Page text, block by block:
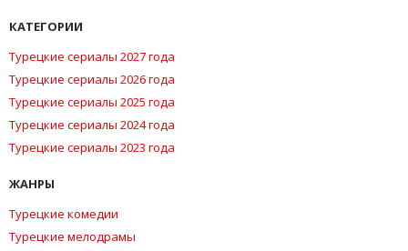
КАТЕГОРИИ
Турецкие сериалы 2027 года
Турецкие сериалы 2026 года
Турецкие сериалы 2025 года
Турецкие сериалы 2024 года
Турецкие сериалы 2023 года
ЖАНРЫ
Турецкие комедии
Турецкие мелодрамы